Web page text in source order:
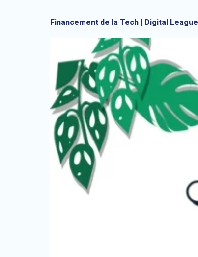
Financement de la Tech | Digital League